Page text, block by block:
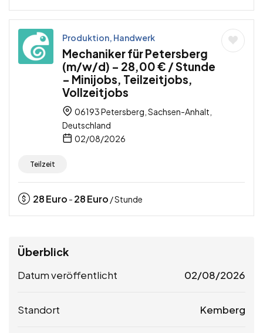
Produktion, Handwerk
Mechaniker für Petersberg
(m/w/d) – 28,00 € / Stunde
– Minijobs, Teilzeitjobs,
Vollzeitjobs
06193 Petersberg, Sachsen-Anhalt,
Deutschland
02/08/2026
Teilzeit
28Euro - 28Euro / Stunde
Überblick
Datum veröffentlicht 02/08/2026
Standort Kemberg